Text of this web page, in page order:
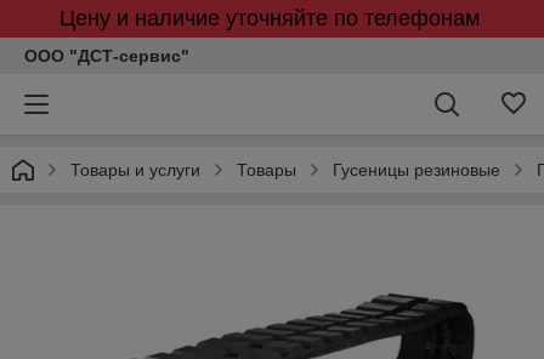
Цену и наличие уточняйте по телефонам
ООО "ДСТ-сервис"
Товары и услуги Товары Гусеницы резиновые